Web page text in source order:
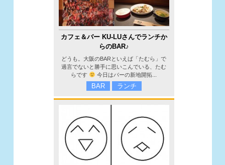
カフェ＆バー KU-LUさんでランチか
らのBAR♪
どうも。大阪のBARといえば「たむら」で
過言でないと勝手に思いこんでいる、たむ
らです
今日はバーの新地開拓...
BAR ランチ